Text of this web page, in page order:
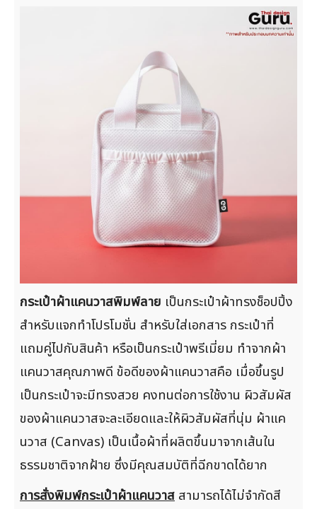
กระเป๋าผ้าแคนวาสพิมพ์ลาย เป็นกระเป๋าผ้าทรงช็อปปิ้ง
สำหรับแจกทำโปรโมชั่น สำหรับใส่เอกสาร กระเป๋าที่
แถมคู่ไปกับสินค้า หรือเป็นกระเป๋าพรีเมี่ยม ทำจากผ้า
แคนวาสคุณภาพดี ข้อดีของผ้าแคนวาสคือ เมื่อขึ้นรูป
เป็นกระเป๋าจะมีทรงสวย คงทนต่อการใช้งาน ผิวสัมผัส
ของผ้าแคนวาสจะละเอียดและให้ผิวสัมผัสที่นุ่ม ผ้าแค
นวาส (Canvas) เป็นเนื้อผ้าที่ผลิตขึ้นมาจากเส้นใน
ธรรมชาติจากฝ้าย ซึ่งมีคุณสมบัติที่ฉีกขาดได้ยาก
การสั่งพิมพ์กระเป๋าผ้าแคนวาส สามารถได้ไม่จำกัดสี